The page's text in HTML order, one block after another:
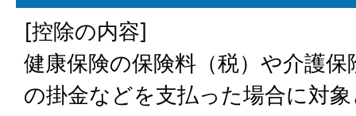
[控除の内容]
健康保険の保険料（税）や介護
の掛金などを支払った場合に対